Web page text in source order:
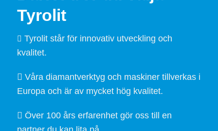
Tyrolit
Tyrolit står för innovativ utveckling och
kvalitet.
Våra diamantverktyg och maskiner tillverkas i
Europa och är av mycket hög kvalitet.
Över 100 års erfarenhet gör oss till en